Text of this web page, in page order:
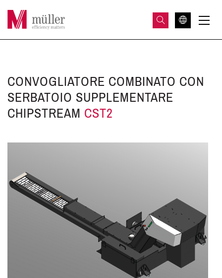
CONVOGLIATORE COMBINATO CON
SERBATOIO SUPPLEMENTARE
CHIPSTREAM CST2